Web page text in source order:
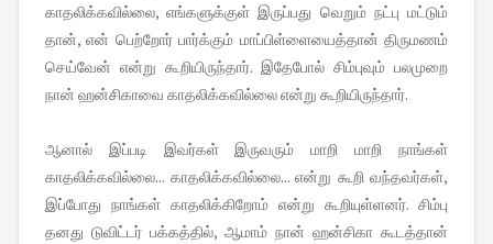
காதலிக்கவில்லை, எங்களுக்குள் இருப்பது வெறும் நட்பு மட்டும்
தான், என் பெற்றோர் பார்க்கும் மாப்பிள்ளையைத்தான் திருமணம்
செய்வேன் என்று கூறியிருந்தார். இதேபோல் சிம்புவும் பலமுறை
நான் ஹன்சிகாவை காதலிக்கவில்லை என்று கூறியிருந்தார்.
ஆனால் இப்படி இவர்கள் இருவரும் மாறி மாறி நாங்கள்
காதலிக்கவில்லை... காதலிக்கவில்லை... என்று கூறி வந்தவர்கள்,
இப்போது நாங்கள் காதலிக்கிறோம் என்று கூறியுள்ளனர். சிம்பு
தனது டுவிட்டர் பக்கத்தில், ஆமாம் நான் ஹன்சிகா கூடத்தான்